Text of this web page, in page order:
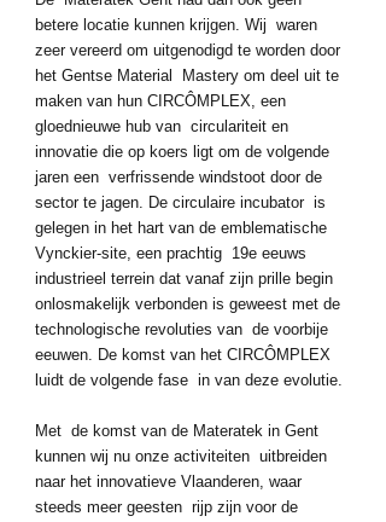
betere locatie kunnen krijgen. Wij  waren
zeer vereerd om uitgenodigd te worden door
het Gentse Material  Mastery om deel uit te
maken van hun CIRCÔMPLEX, een
gloednieuwe hub van  circulariteit en
innovatie die op koers ligt om de volgende
jaren een  verfrissende windstoot door de
sector te jagen. De circulaire incubator  is
gelegen in het hart van de emblematische
Vynckier-site, een prachtig  19e eeuws
industrieel terrein dat vanaf zijn prille begin
onlosmakelijk verbonden is geweest met de
technologische revoluties van  de voorbije
eeuwen. De komst van het CIRCÔMPLEX
luidt de volgende fase  in van deze evolutie.
Met  de komst van de Materatek in Gent
kunnen wij nu onze activiteiten  uitbreiden
naar het innovatieve Vlaanderen, waar
steeds meer geesten  rijp zijn voor de